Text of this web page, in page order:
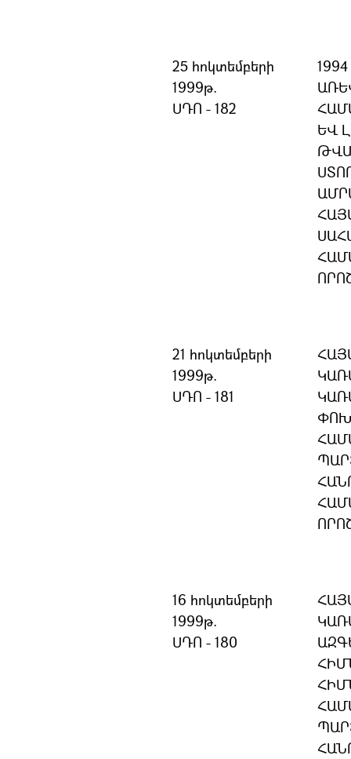
25 հոկտեմբերի
1999թ.
ՍԴՈ - 182
ԵՎ
21 հոկտեմբերի
1999թ.
ՍԴՈ - 181
16 հոկտեմբերի
1999թ.
ՍԴՈ - 180